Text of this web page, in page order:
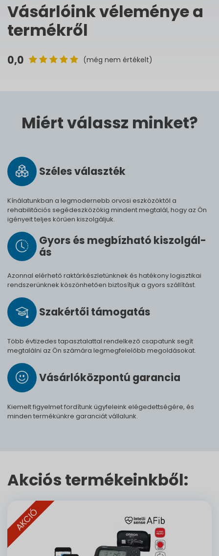
Vásárlóink véleménye a
termékről
0,0 (még nem értékelt)
Miért válassz minket?
Széles vá­lasz­ték
Kínálatunkban a legmodernebb orvosi eszközöktől a
rehabilitációs segédeszközökig mindent megtalál, hogy az Ön
igényeit teljes körűen kiszolgáljuk.
Gyors és meg­bíz­ha­tó ki­szol­gál­
ás
Azonnal elérhető raktárkészletünknek és hatékony logisztikai
rendszerünknek köszönhetően biztosítjuk a gyors szállítást.
Szak­értői tá­mo­ga­tás
Több évtizedes tapasztalattal rendelkező csapatunk segít
megtalálni az Ön számára legmegfelelőbb megoldásokat.
Vásárló­köz­pontú ga­ran­cia
Kiemelt figyelmet fordítunk ügyfeleink elégedettségére, és
minden termékünkre garanciát vállalunk.
Akciós termékeinkből:
AKCIÓ